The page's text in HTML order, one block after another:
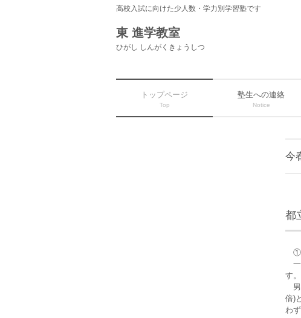
高校入試に向けた少人数・学力別学習塾です
東 進学教室
ひがし しんがくきょうしつ
トップページ
Top
塾生への連絡
Notice
今
都
①
一
す。
男
倍)
わ